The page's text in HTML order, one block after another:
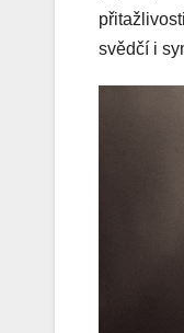
svědčí i